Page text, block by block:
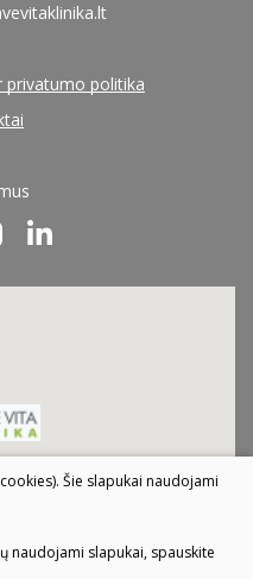
privatumo politika
Šie slapukai naudojami
naudojami slapukai, spauskite